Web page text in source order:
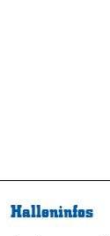
Halleninfos